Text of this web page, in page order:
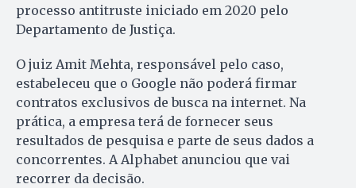
processo antitruste iniciado em 2020 pelo
Departamento de Justiça.
O juiz Amit Mehta, responsável pelo caso,
estabeleceu que o Google não poderá firmar
contratos exclusivos de busca na internet. Na
prática, a empresa terá de fornecer seus
resultados de pesquisa e parte de seus dados a
concorrentes. A Alphabet anunciou que vai
recorrer da decisão.